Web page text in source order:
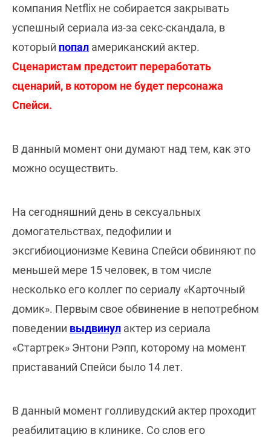
компания Netflix не собирается закрывать
успешный сериала из-за секс-скандала, в
который попал американский актер.
Сценаристам предстоит переработать
сценарий, в котором не будет персонажа
Спейси.
В данный момент они думают над тем, как это
можно осуществить.
На сегодняшний день в сексуальных
домогательствах, педофилии и
эксгибиоционизме Кевина Спейси обвиняют по
меньшей мере 15 человек, в том числе
несколько его коллег по сериалу «Карточный
домик». Первым свое обвинение в непотребном
поведении выдвинул актер из сериала
«Стартрек» Энтони Рэпп, которому на момент
приставаний Спейси было 14 лет.
В данный момент голливудский актер проходит
реабилитацию в клинике. Со слов его